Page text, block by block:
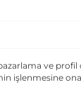
temas
yumuşak bez
ve profil
işlenmesine